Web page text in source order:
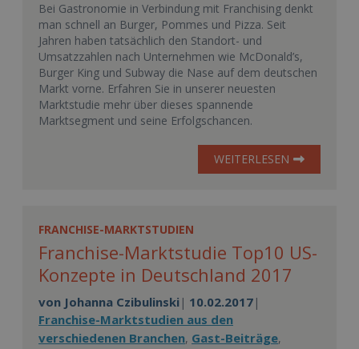
Bei Gastronomie in Verbindung mit Franchising denkt
man schnell an Burger, Pommes und Pizza. Seit
Jahren haben tatsächlich den Standort- und
Umsatzzahlen nach Unternehmen wie McDonald’s,
Burger King und Subway die Nase auf dem deutschen
Markt vorne. Erfahren Sie in unserer neuesten
Marktstudie mehr über dieses spannende
Marktsegment und seine Erfolgschancen.
WEITERLESEN
FRANCHISE-MARKTSTUDIEN
Franchise-Marktstudie Top10 US-
Konzepte in Deutschland 2017
von Johanna Czibulinski | 10.02.2017 |
Franchise-Marktstudien aus den
verschiedenen Branchen, Gast-Beiträge,